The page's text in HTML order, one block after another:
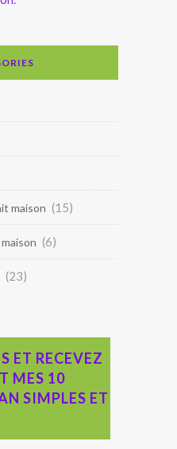
maison (15)
(6)
(23)
ET RECEVEZ
MES 10
SIMPLES ET